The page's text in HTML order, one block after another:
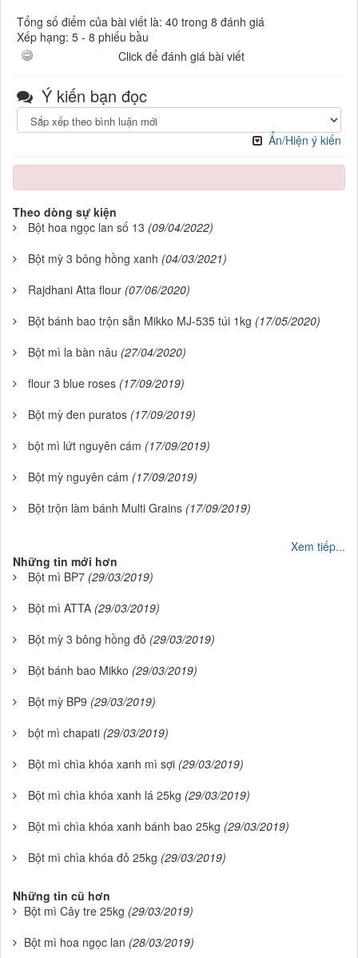
Tổng số điểm của bài viết là: 40 trong 8 đánh giá
Xếp hạng: 5 - 8 phiếu bầu
Click để đánh giá bài viết
Ý kiến bạn đọc
Ẩn/Hiện ý kiến
Theo dòng sự kiện
Bột hoa ngọc lan số 13 (09/04/2022)
Bột mỳ 3 bông hồng xanh (04/03/2021)
Rajdhani Atta flour (07/06/2020)
Bột bánh bao trộn sẵn Mikko MJ-535 túi 1kg (17/05/2020)
Bột mì la bàn nâu (27/04/2020)
flour 3 blue roses (17/09/2019)
Bột mỳ đen puratos (17/09/2019)
bột mì lứt nguyên cám (17/09/2019)
Bột mỳ nguyên cám (17/09/2019)
Bột trộn làm bánh Multi Grains (17/09/2019)
Xem tiếp...
Những tin mới hơn
Bột mì BP7 (29/03/2019)
Bột mì ATTA (29/03/2019)
Bột mỳ 3 bông hồng đỏ (29/03/2019)
Bột bánh bao Mikko (29/03/2019)
Bột mỳ BP9 (29/03/2019)
bột mì chapati (29/03/2019)
Bột mì chìa khóa xanh mì sợi (29/03/2019)
Bột mì chìa khóa xanh lá 25kg (29/03/2019)
Bột mì chìa khóa xanh bánh bao 25kg (29/03/2019)
Bột mì chìa khóa đỏ 25kg (29/03/2019)
Những tin cũ hơn
Bột mì Cây tre 25kg (29/03/2019)
Bột mì hoa ngọc lan (28/03/2019)